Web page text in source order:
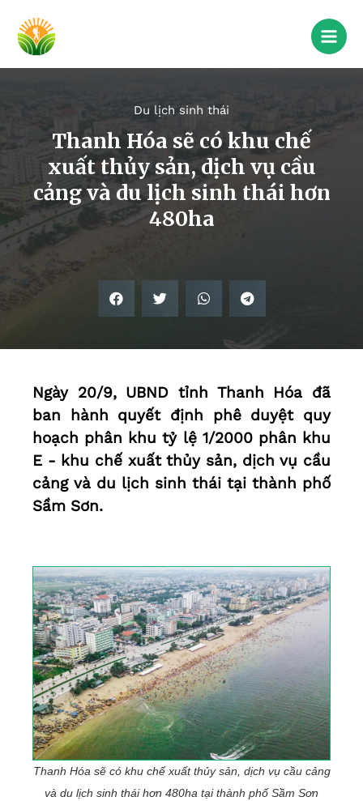
Du lịch sinh thái
Thanh Hóa sẽ có khu chế
xuất thủy sản, dịch vụ cầu
cảng và du lịch sinh thái hơn
480ha
Ngày 20/9, UBND tỉnh Thanh Hóa đã
ban hành quyết định phê duyệt quy
hoạch phân khu tỷ lệ 1/2000 phân khu
E - khu chế xuất thủy sản, dịch vụ cầu
cảng và du lịch sinh thái tại thành phố
Sầm Sơn.
Thanh Hóa sẽ có khu chế xuất thủy sản, dịch vụ cầu cảng
và du lịch sinh thái hơn 480ha tại thành phố Sầm Sơn